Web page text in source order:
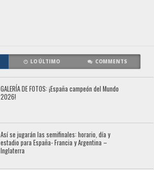
LO ÚLTIMO COMMENTS
GALERÍA DE FOTOS: ¡España campeón del Mundo
2026!
Así se jugarán las semifinales: horario, día y
estadio para España- Francia y Argentina –
Inglaterra